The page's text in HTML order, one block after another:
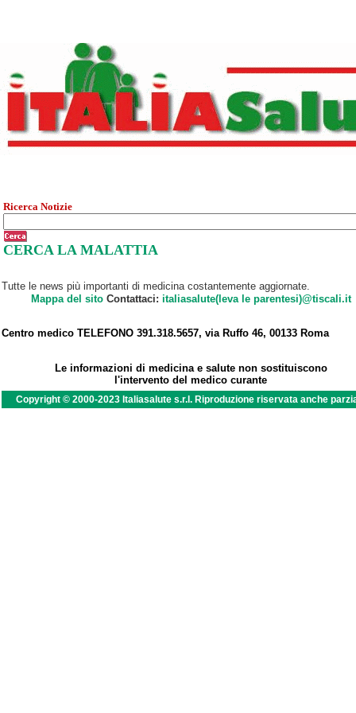
Ricerca Notizie
CERCA LA MALATTIA
Tutte le news più importanti di medicina costantemente aggiornate.
Mappa del sitoContattaci: italiasalute(leva le parentesi)@tiscali.it
Centro medico TELEFONO 391.318.5657, via Ruffo 46, 00133 Roma
Le informazioni di medicina e salute non sostituiscono
l'intervento del medico curante
Copyright © 2000-2023 Italiasalute s.r.l. Riproduzione riservata anche